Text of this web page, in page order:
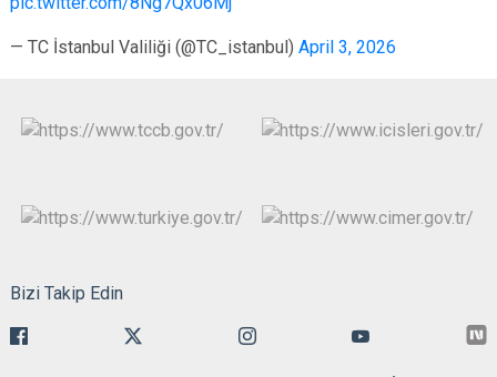
— TC İstanbul Valiliği (@TC_istanbul) April 3, 2026
Bizi Takip Edin